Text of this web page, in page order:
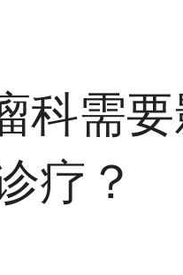
科需
疗？